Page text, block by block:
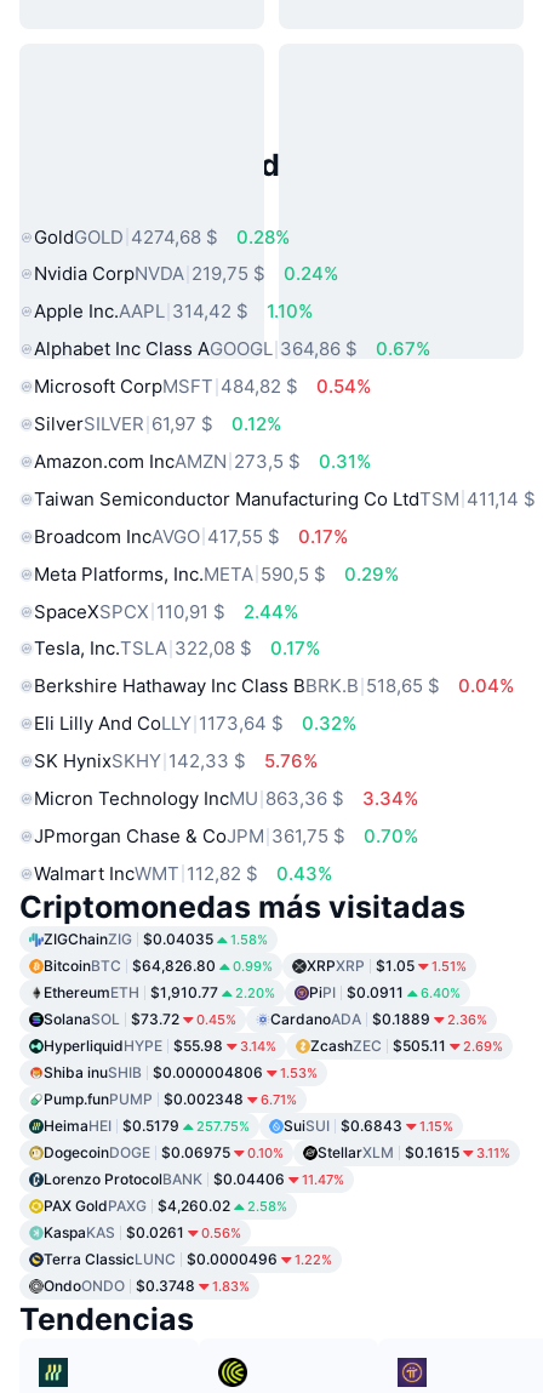
Activos del Mundo Real
GoldGOLD 4274,68 $
0.28%
Nvidia CorpNVDA 219,75 $
0.24%
Apple Inc.AAPL 314,42 $
1.10%
Alphabet Inc Class AGOOGL 364,86 $
0.67%
Microsoft CorpMSFT 484,82 $
0.54%
SilverSILVER 61,97 $
0.12%
Amazon.com IncAMZN 273,5 $
0.31%
Taiwan Semiconductor Manufacturing Co LtdTSM 411,14 $
Broadcom IncAVGO 417,55 $
0.17%
Meta Platforms, Inc.META 590,5 $
0.29%
SpaceXSPCX 110,91 $
2.44%
Tesla, Inc.TSLA 322,08 $
0.17%
Berkshire Hathaway Inc Class BBRK.B 518,65 $
0.04%
Eli Lilly And CoLLY 1173,64 $
0.32%
SK HynixSKHY 142,33 $
5.76%
Micron Technology IncMU 863,36 $
3.34%
JPmorgan Chase & CoJPM 361,75 $
0.70%
Walmart IncWMT 112,82 $ 0.43%
Criptomonedas más visitadas
ZIGChainZIG $0.04035 1.58%
BitcoinBTC $64,826.80 0.99% XRPXRP $1.05 1.51%
EthereumETH $1,910.77 2.20% PiPI $0.0911 6.40%
SolanaSOL $73.72 0.45% CardanoADA $0.1889 2.36%
HyperliquidHYPE $55.98 3.14% ZcashZEC $505.11 2.69%
Shiba inuSHIB $0.000004806 1.53%
Pump.funPUMP $0.002348 6.71%
HeimaHEI $0.5179 257.75% SuiSUI $0.6843 1.15%
DogecoinDOGE $0.06975 0.10% StellarXLM $0.1615 3.11%
Lorenzo ProtocolBANK $0.04406 11.47%
PAX GoldPAXG $4,260.02 2.58%
KaspaKAS $0.0261 0.56%
Terra ClassicLUNC $0.0000496 1.22%
OndoONDO $0.3748 1.83%
Tendencias